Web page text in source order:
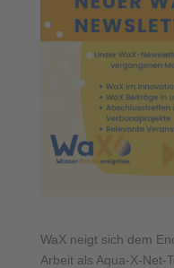
WaX neigt sich dem
Arbeit als Aqua-X-Net-